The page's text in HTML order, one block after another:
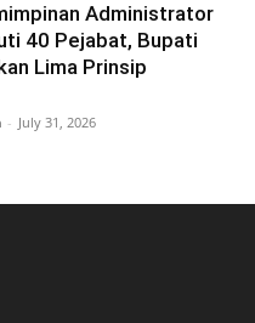
Administrator
40 Pejabat, Bupati
Lima Prinsip
- July 31, 2026